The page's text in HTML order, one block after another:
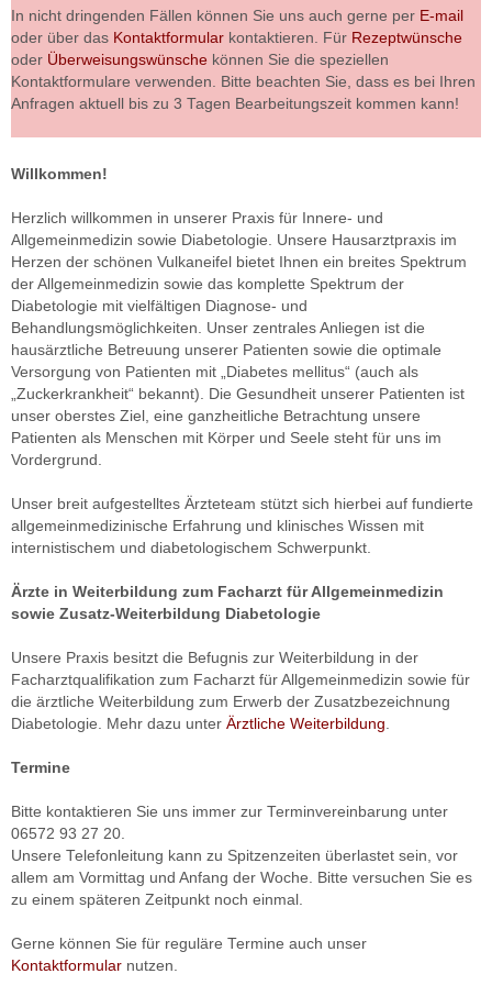
In nicht dringenden Fällen können Sie uns auch gerne per E-mail
oder über das Kontaktformular kontaktieren. Für Rezeptwünsche
oder Überweisungswünsche können Sie die speziellen
Kontaktformulare verwenden. Bitte beachten Sie, dass es bei Ihren
Anfragen aktuell bis zu 3 Tagen Bearbeitungszeit kommen kann!
Willkommen!
Herzlich willkommen in unserer Praxis für Innere- und
Allgemeinmedizin sowie Diabetologie. Unsere Hausarztpraxis im
Herzen der schönen Vulkaneifel bietet Ihnen ein breites Spektrum
der Allgemeinmedizin sowie das komplette Spektrum der
Diabetologie mit vielfältigen Diagnose- und
Behandlungsmöglichkeiten. Unser zentrales Anliegen ist die
hausärztliche Betreuung unserer Patienten sowie die optimale
Versorgung von Patienten mit „Diabetes mellitus“ (auch als
„Zuckerkrankheit“ bekannt). Die Gesundheit unserer Patienten ist
unser oberstes Ziel, eine ganzheitliche Betrachtung unsere
Patienten als Menschen mit Körper und Seele steht für uns im
Vordergrund.
Unser breit aufgestelltes Ärzteteam stützt sich hierbei auf fundierte
allgemeinmedizinische Erfahrung und klinisches Wissen mit
internistischem und diabetologischem Schwerpunkt.
Ärzte in Weiterbildung zum Facharzt für Allgemeinmedizin
sowie Zusatz-Weiterbildung Diabetologie
Unsere Praxis besitzt die Befugnis zur Weiterbildung in der
Facharztqualifikation zum Facharzt für Allgemeinmedizin sowie für
die ärztliche Weiterbildung zum Erwerb der Zusatzbezeichnung
Diabetologie. Mehr dazu unter Ärztliche Weiterbildung.
Termine
Bitte kontaktieren Sie uns immer zur Terminvereinbarung unter
06572 93 27 20.
Unsere Telefonleitung kann zu Spitzenzeiten überlastet sein, vor
allem am Vormittag und Anfang der Woche. Bitte versuchen Sie es
zu einem späteren Zeitpunkt noch einmal.
Gerne können Sie für reguläre Termine auch unser
Kontaktformular nutzen.